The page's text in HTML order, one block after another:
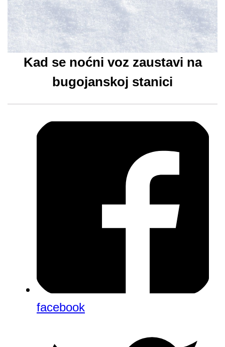
Kad se noćni voz zaustavi na
bugojanskoj stanici
facebook